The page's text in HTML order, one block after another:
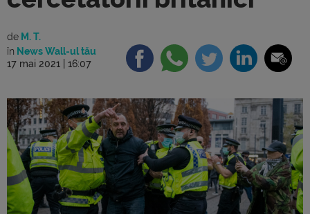
de M. T.
în News Wall-ul tău
17 mai 2021 | 16:07